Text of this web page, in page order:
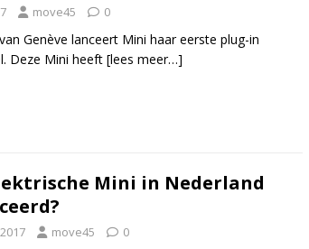
move45 0
Genève lanceert Mini haar eerste plug-in
Deze Mini heeft [lees meer…]
Mini in Nederland
move45 0